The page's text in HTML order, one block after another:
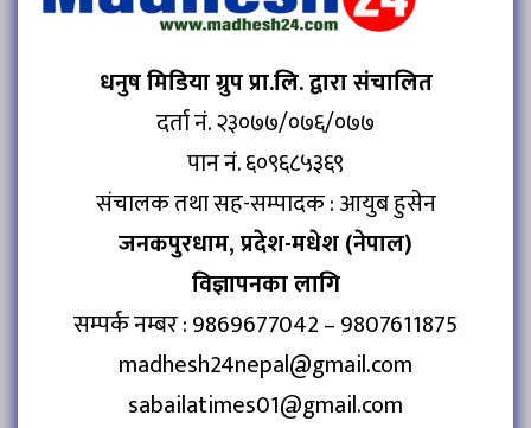
धनुष मिडिया ग्रुप प्रा.लि. द्वारा संचालित
दर्ता नं. २३०७७/०७६/०७७
पान नं. ६०९६८५३६९
संचालक तथा सह-सम्पादक : आयुब हुसेन
जनकपुरधाम, प्रदेश-मधेश (नेपाल)
विज्ञापनका लागि
सम्पर्क नम्बर : 9869677042 – 9807611875
madhesh24nepal@gmail.com
sabailatimes01@gmail.com